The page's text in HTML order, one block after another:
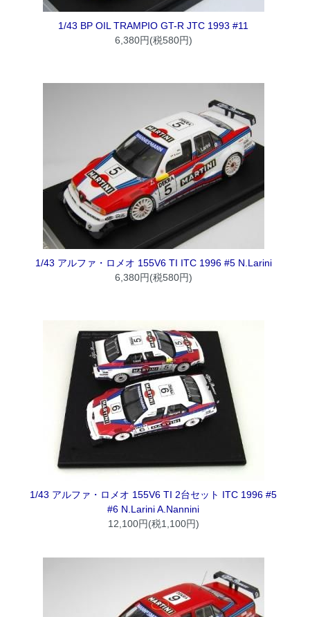
1/43 BP OIL TRAMPIO GT-R JTC 1993 #11
6,380円(税580円)
1/43 アルファ・ロメオ 155V6 TI ITC 1996 #5 N.Larini
6,380円(税580円)
1/43 アルファ・ロメオ 155V6 TI 2台セット ITC 1996 #5
#6 N.Larini A.Nannini
12,100円(税1,100円)